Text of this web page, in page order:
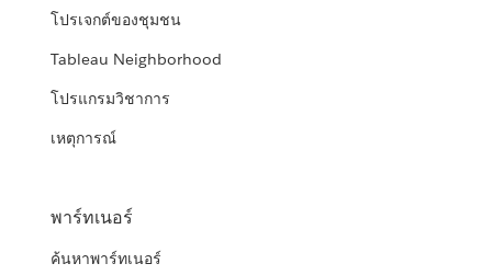
โปรเจกต์ของชุมชน
Tableau Neighborhood
โปรแกรมวิชาการ
เหตุการณ์
พาร์ทเนอร์
ค้นหาพาร์ทเนอร์